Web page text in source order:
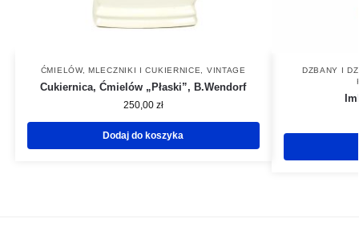
ĆMIELÓW,MLECZNIKI I CUKIERNICE, VINTAGE
Cukiernica, Ćmielów „Płaski”, B.Wendorf
250,00 zł
Dodaj do koszyka
DZBANY I